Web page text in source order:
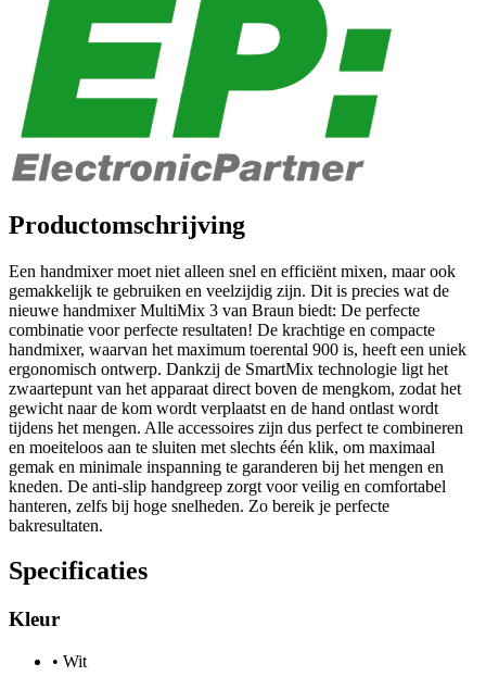
Productomschrijving
Een handmixer moet niet alleen snel en efficiënt mixen, maar ook
gemakkelijk te gebruiken en veelzijdig zijn. Dit is precies wat de
nieuwe handmixer MultiMix 3 van Braun biedt: De perfecte
combinatie voor perfecte resultaten! De krachtige en compacte
handmixer, waarvan het maximum toerental 900 is, heeft een uniek
ergonomisch ontwerp. Dankzij de SmartMix technologie ligt het
zwaartepunt van het apparaat direct boven de mengkom, zodat het
gewicht naar de kom wordt verplaatst en de hand ontlast wordt
tijdens het mengen. Alle accessoires zijn dus perfect te combineren
en moeiteloos aan te sluiten met slechts één klik, om maximaal
gemak en minimale inspanning te garanderen bij het mengen en
kneden. De anti-slip handgreep zorgt voor veilig en comfortabel
hanteren, zelfs bij hoge snelheden. Zo bereik je perfecte
bakresultaten.
Specificaties
Kleur
• Wit